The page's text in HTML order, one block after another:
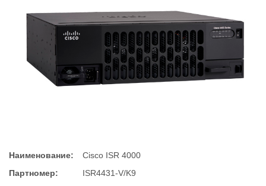
Наименование:
Cisco ISR 4000
Партномер:
ISR4431-V/K9